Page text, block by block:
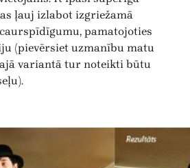
ļauj izlabot izgriežamā
pamatojoties
(pievērsiet uzmanību matu
variantā tur noteikti būtu